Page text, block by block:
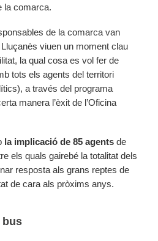
la comarca.
de la comarca van
viuen un moment clau
la qual cosa es vol fer de
tots els agents del territori
a través del programa
manera l’èxit de l’Oficina
la implicació de 85 agents de
els quals gairebé la totalitat dels
resposta als grans reptes de
de cara als pròxims anys.
bus